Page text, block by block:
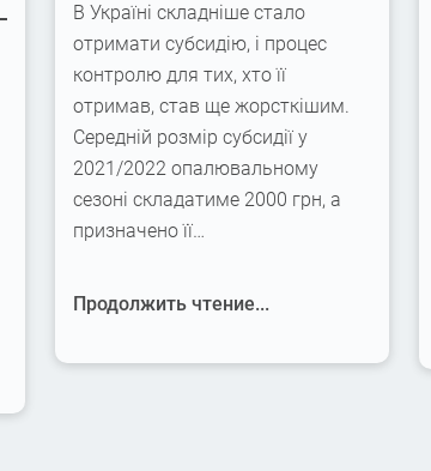
В Україні складніше стало
отримати субсидію, і процес
контролю для тих, хто її
отримав, став ще жорсткішим.
Середній розмір субсидії у
2021/2022 опалювальному
сезоні складатиме 2000 грн, а
призначено її…
Продолжить чтение...